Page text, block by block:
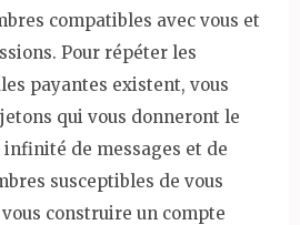
compatibles avec vous et
Pour répéter les
payantes existent, vous
qui vous donneront le
infinité de messages et de
susceptibles de vous
construire un compte